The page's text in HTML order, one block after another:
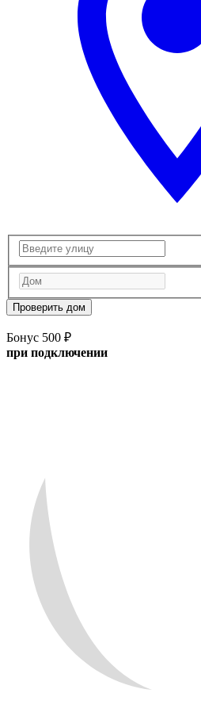
Проверить дом
Бонус 500 ₽
при подключении